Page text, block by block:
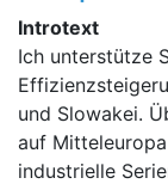
Introtext
Ich unterstütze
und Slowakei.
auf
industrielle